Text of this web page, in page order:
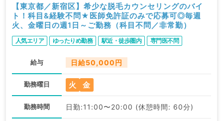
【東京都／新宿区】希少な脱毛カウンセリングのバイ
ト！科目&経験不問★医師免許証のみで応募可◎毎週
火、金曜日の週1日～ご勤務（科目不問／非常勤）
人気エリア ゆったりめ勤務 駅近・徒歩圏内 専門医不問
給与 日給50,000円
勤務曜日 火 金
勤務時間 日勤:11:00〜20:00 (休憩時間: 60分)